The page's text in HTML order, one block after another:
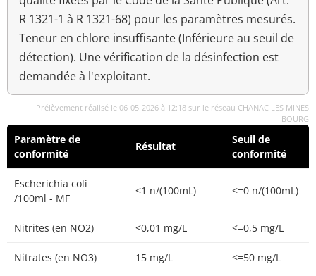
R 1321-1 à R 1321-68) pour les paramètres mesurés.
Teneur en chlore insuffisante (Inférieure au seuil de
détection). Une vérification de la désinfection est
demandée à l'exploitant.
Prélèvement réalisé le 06-05-2026 à 12:18 sur le réseau CHANAC LES MINES
BOURG
Paramètre de
conformité
Résultat
Seuil de
conformité
Escherichia coli
/100ml - MF
<1 n/(100mL) <=0 n/(100mL)
Nitrites (en NO2) <0,01 mg/L <=0,5 mg/L
Nitrates (en NO3) 15 mg/L <=50 mg/L